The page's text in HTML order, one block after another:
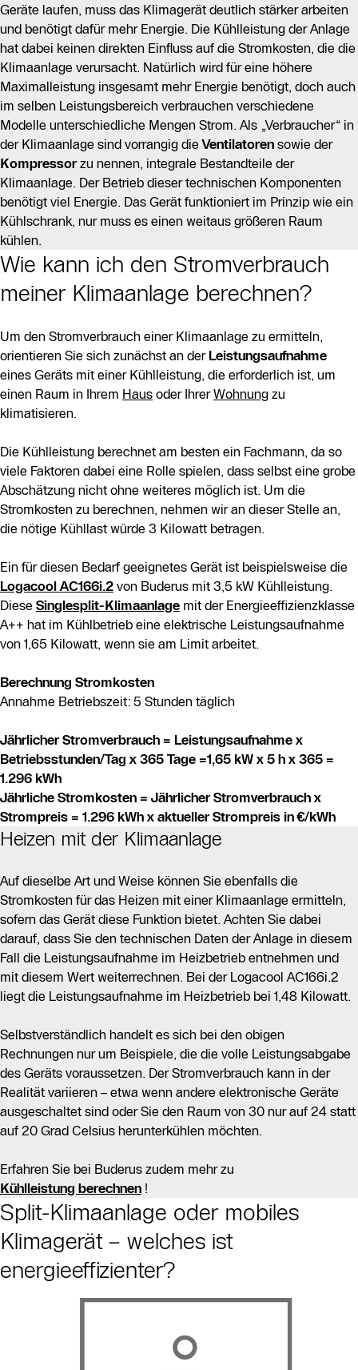
Geräte laufen, muss das Klimagerät deutlich stärker arbeiten
und benötigt dafür mehr Energie. Die Kühlleistung der Anlage
hat dabei keinen direkten Einfluss auf die Stromkosten, die die
Klimaanlage verursacht. Natürlich wird für eine höhere
Maximalleistung insgesamt mehr Energie benötigt, doch auch
im selben Leistungsbereich verbrauchen verschiedene
Modelle unterschiedliche Mengen Strom. Als „Verbraucher“ in
der Klimaanlage sind vorrangig dieVentilatoren sowie der
Kompressorzu nennen, integrale Bestandteile der
Klimaanlage. Der Betrieb dieser technischen Komponenten
benötigt viel Energie. Das Gerät funktioniert im Prinzip wie ein
Kühlschrank, nur muss es einen weitaus größeren Raum
kühlen.
Wie kann ich den Stromverbrauch
meiner Klimaanlage berechnen?
Um den Stromverbrauch einer Klimaanlage zu ermitteln,
orientieren Sie sich zunächst an der Leistungsaufnahme
eines Geräts mit einer Kühlleistung, die erforderlich ist, um
einen Raum in Ihrem Haus oder IhrerWohnung zu
klimatisieren.
Die Kühlleistung berechnet am besten ein Fachmann, da so
viele Faktoren dabei eine Rolle spielen, dass selbst eine grobe
Abschätzung nicht ohne weiteres möglich ist. Um die
Stromkosten zu berechnen, nehmen wir an dieser Stelle an,
die nötige Kühllast würde 3 Kilowatt betragen.
Ein für diesen Bedarf geeignetes Gerät ist beispielsweise die
Logacool AC166i.2 von Buderus mit 3,5 kW Kühlleistung.
Diese Singlesplit-Klimaanlage mit der Energieeffizienzklasse
A++ hat im Kühlbetrieb eine elektrische Leistungsaufnahme
von 1,65 Kilowatt, wenn sie am Limit arbeitet.
Berechnung Stromkosten
Annahme Betriebszeit: 5 Stunden täglich
Jährlicher Stromverbrauch = Leistungsaufnahme x
Betriebsstunden/Tag x 365 Tage =1,65 kW x 5 h x 365 =
1.296 kWh
Jährliche Stromkosten = Jährlicher Stromverbrauch x
Strompreis = 1.296 kWh x aktueller Strompreis in €/kWh
Heizen mit der Klimaanlage
Auf dieselbe Art und Weise können Sie ebenfalls die
Stromkosten für das Heizen mit einer Klimaanlage ermitteln,
sofern das Gerät diese Funktion bietet. Achten Sie dabei
darauf, dass Sie den technischen Daten der Anlage in diesem
Fall die Leistungsaufnahme im Heizbetrieb entnehmen und
mit diesem Wert weiterrechnen. Bei der Logacool AC166i.2
liegt die Leistungsaufnahme im Heizbetrieb bei 1,48 Kilowatt.
Selbstverständlich handelt es sich bei den obigen
Rechnungen nur um Beispiele, die die volle Leistungsabgabe
des Geräts voraussetzen. Der Stromverbrauch kann in der
Realität variieren – etwa wenn andere elektronische Geräte
ausgeschaltet sind oder Sie den Raum von 30 nur auf 24 statt
auf 20 Grad Celsius herunterkühlen möchten.
Erfahren Sie bei Buderus zudem mehr zu
Kühlleistung berechnen !
Split-Klimaanlage oder mobiles
Klimagerät – welches ist
energieeffizienter?